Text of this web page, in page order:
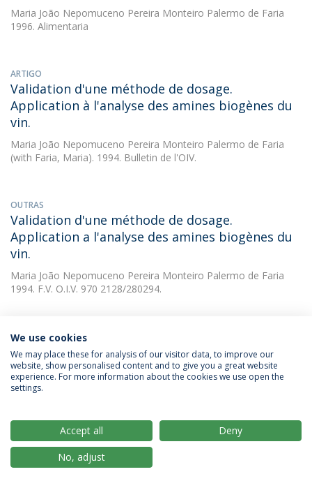
Maria João Nepomuceno Pereira Monteiro Palermo de Faria
1996. Alimentaria
ARTIGO
Validation d'une méthode de dosage.
Application à l'analyse des amines biogènes du
vin.
Maria João Nepomuceno Pereira Monteiro Palermo de Faria
(with Faria, Maria). 1994. Bulletin de l'OIV.
OUTRAS
Validation d'une méthode de dosage.
Application a l'analyse des amines biogènes du
vin.
Maria João Nepomuceno Pereira Monteiro Palermo de Faria
1994. F.V. O.I.V. 970 2128/280294.
Política de Privacidade
Termos & Condições
© 2026 Universidade Católica Portuguesa
We use cookies
We may place these for analysis of our visitor data, to improve our
website, show personalised content and to give you a great website
experience. For more information about the cookies we use open the
settings.
Accept all
Deny
No, adjust